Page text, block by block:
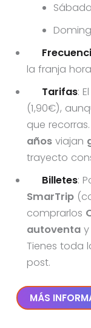
la franja
Tarifas:
(1,90€),
que
añosviajan
trayecto
Billetes:
SmarTrip
comprarlos
autoventay
Tienes toda
post.
MÁS